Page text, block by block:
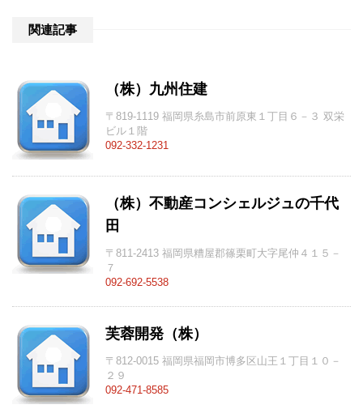
関連記事
（株）九州住建
〒819-1119 福岡県糸島市前原東１丁目６－３ 双栄
ビル１階
092-332-1231
（株）不動産コンシェルジュの千代
田
〒811-2413 福岡県糟屋郡篠栗町大字尾仲４１５－
７
092-692-5538
芙蓉開発（株）
〒812-0015 福岡県福岡市博多区山王１丁目１０－
２９
092-471-8585